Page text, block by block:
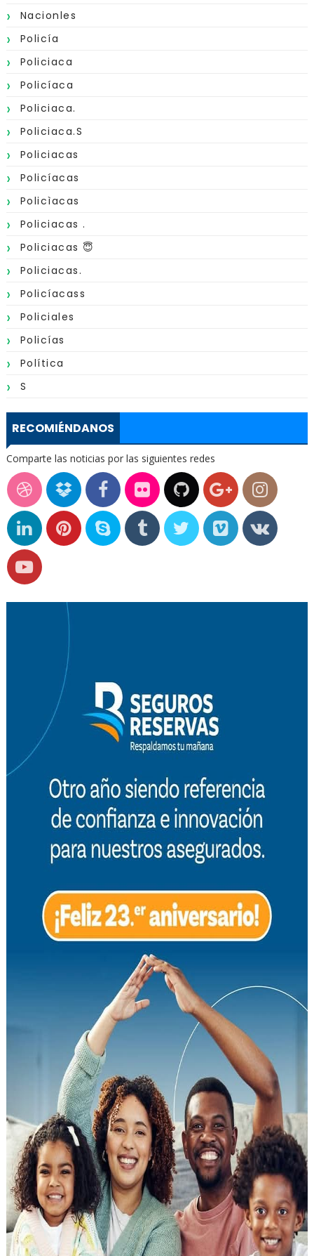
Nacionles
Policía
Policiaca
Policíaca
Policiaca.
Policiaca.s
Policiacas
Policíacas
Policìacas
Policiacas .
Policiacas 😇
Policiacas.
Policíacass
Policiales
Policías
Política
S
RECOMIÉNDANOS
Comparte las noticias por las siguientes redes